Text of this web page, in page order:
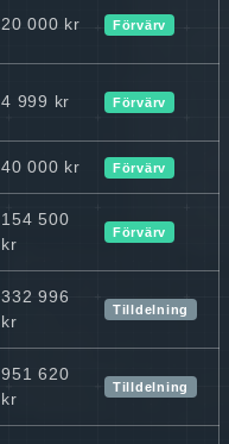
20 000 kr Förvärv
4 999 kr Förvärv
40 000 kr Förvärv
154 500
kr
Förvärv
332 996
kr
Tilldelning
951 620
kr
Tilldelning